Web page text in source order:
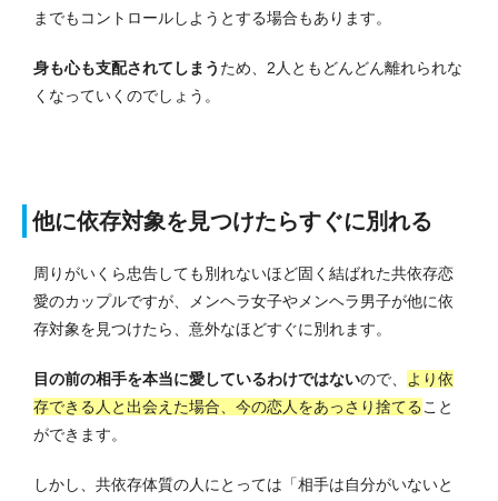
までもコントロールしようとする場合もあります。
身も心も支配されてしまう ため、2人ともどんどん離れられな
くなっていくのでしょう。
他に依存対象を見つけたらすぐに別れる
周りがいくら忠告しても別れないほど固く結ばれた共依存恋
愛のカップルですが、メンヘラ女子やメンヘラ男子が他に依
存対象を見つけたら、意外なほどすぐに別れます。
目の前の相手を本当に愛しているわけではないので、
より依
存できる人と出会えた場合、今の恋人をあっさり捨てる こと
ができます。
しかし、共依存体質の人にとっては「相手は自分がいないと